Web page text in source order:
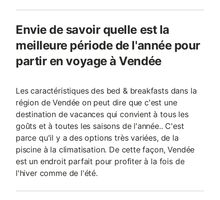
Envie de savoir quelle est la
meilleure période de l'année pour
partir en voyage à Vendée
Les caractéristiques des bed & breakfasts dans la
région de Vendée on peut dire que c'est une
destination de vacances qui convient à tous les
goûts et à toutes les saisons de l'année.. C'est
parce qu'il y a des options très variées, de la
piscine à la climatisation. De cette façon, Vendée
est un endroit parfait pour profiter à la fois de
l'hiver comme de l'été.